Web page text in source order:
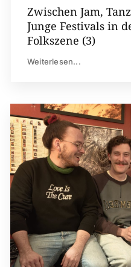
Zwischen Jam,
Junge Festivals in
Folkszene (3)
Weiterlesen...